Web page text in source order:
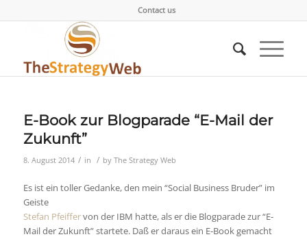
Contact us
E-Book zur Blogparade “E-Mail der
Zukunft”
8. August 2014 / in / by The Strategy Web
Es ist ein toller Gedanke, den mein “Social Business Bruder” im
Geiste
Stefan Pfeiffervon der IBM hatte, als er die Blogparade zur “E-
Mail der Zukunft” startete. Daß er daraus ein E-Book gemacht